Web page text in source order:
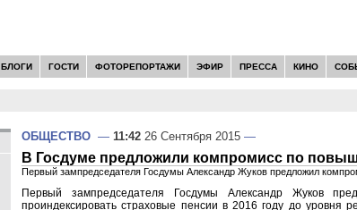
БЛОГИ ГОСТИ ФОТОРЕПОРТАЖИ ЭФИР ПРЕССА КИНО
ОБЩЕСТВО — 11:42 26 Сентября 2015 —
В Госдуме предложили компромисс по
Первый зампредседателя Госдумы Александр Жуков предложил
Первый зампредседателя Госдумы Александр Жуков
проиндексировать страховые пенсии в 2016 году до